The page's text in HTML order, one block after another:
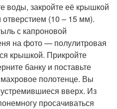
воды, закройте её крышкой
(10 – 15 мм).
с капроновой
на фото — полулитровая
крышкой. Прикройте
банку и поставьте
полотенце. Вы
вверх. Из
просачиваться